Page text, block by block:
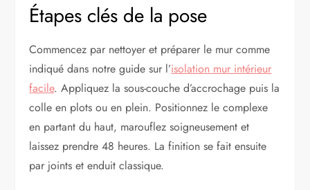
Étapes clés de la pose
Commencez par nettoyer et préparer le mur comme
indiqué dans notre guide sur l’isolation mur intérieur
facile. Appliquez la sous-couche d’accrochage puis la
colle en plots ou en plein. Positionnez le complexe
en partant du haut, marouflez soigneusement et
laissez prendre 48 heures. La finition se fait ensuite
par joints et enduit classique.